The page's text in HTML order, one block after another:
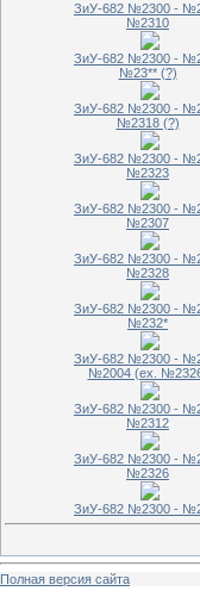
ЗиУ-682 №2300 -
№2310
ЗиУ-682 №2300 -
№23** (?)
ЗиУ-682 №2300 -
№2318 (?)
ЗиУ-682 №2300 -
№2323
ЗиУ-682 №2300 -
№2307
ЗиУ-682 №2300 -
№2328
ЗиУ-682 №2300 -
№232*
ЗиУ-682 №2300 -
№2004 (ех.
ЗиУ-682 №2300 -
№2312
ЗиУ-682 №2300 -
№2326
ЗиУ-682 №2300 -
Полная версия сайта